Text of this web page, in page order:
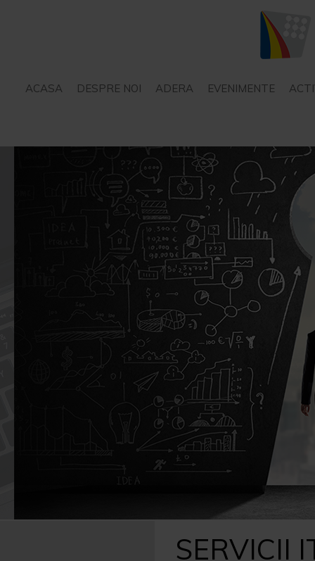
ACASA DESPRE NOI
SERVICII – CONSILIERE
PROIECTE
ADERA EVENIMENTE
SERVICII